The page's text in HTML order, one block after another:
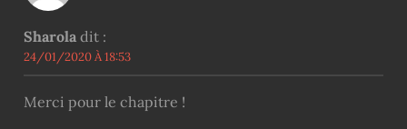
Sharola dit :
24/01/2020 À 18:53
Merci pour le chapitre !